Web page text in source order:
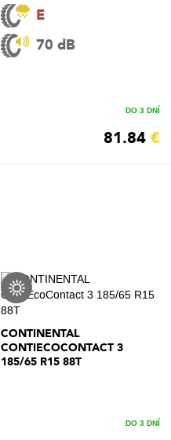
E
70 dB
DO 3 DNÍ
81.84 €
CONTINENTAL
CONTIECOCONTACT 3
185/65 R15 88T
DO 3 DNÍ